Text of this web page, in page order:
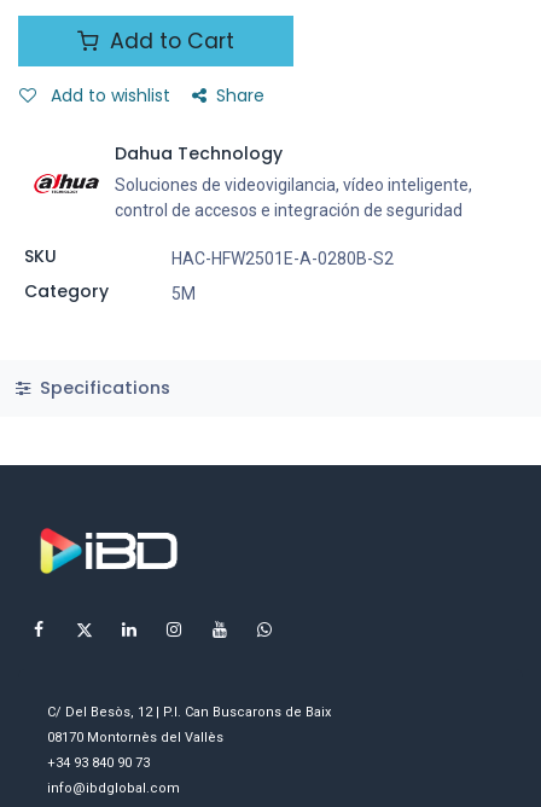
Add to Cart
Add to wishlist Share
Dahua Technology
Soluciones de videovigilancia, vídeo inteligente,
control de accesos e integración de seguridad
SKU HAC-HFW2501E-A-0280B-S2
Category 5M
Specifications
C/ Del Besòs, 12 | P.I. Can Buscarons de Baix
08170 Montornès del Vallès
+34 93 840 90 73
info@ibdglobal.com